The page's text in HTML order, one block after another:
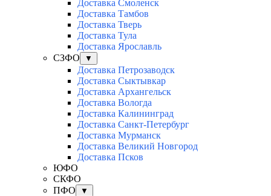
Доставка Смоленск
Доставка Тамбов
Доставка Тверь
Доставка Тула
Доставка Ярославль
СЗФО
▼
Доставка Петрозаводск
Доставка Сыктывкар
Доставка Архангельск
Доставка Вологда
Доставка Калининград
Доставка Санкт-Петербург
Доставка Мурманск
Доставка Великий Новгород
Доставка Псков
ЮФО
СКФО
ПФО
▼